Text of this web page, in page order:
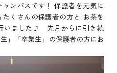
ンパスです！ 保護者を元気に
くさんの保護者の方と お茶を
いました♪ 先月からに引き続
」「卒業生」の保護者の方にお